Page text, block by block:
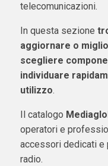
telecomunicazioni.
In questa sezione
aggiornare o
scegliere
individuare
utilizzo.
Il catalogo
operatori e
accessori dedicati e
radio.